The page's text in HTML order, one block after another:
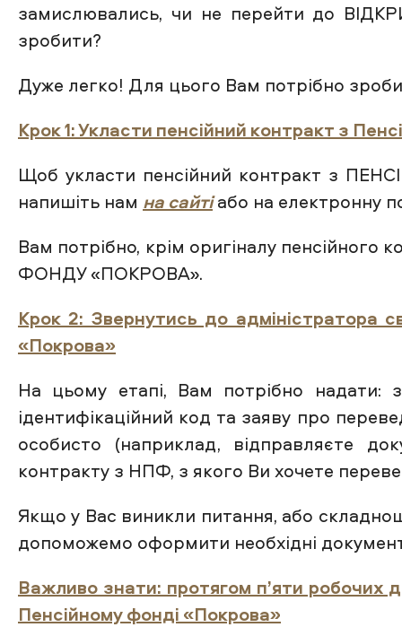
замислювались, чи не перейти до
зробити?
Дуже легко! Для цього Вам потрібно
Крок 1: Укласти пенсійний контракт з
Щоб укласти пенсійний контракт з
напишіть нам на сайті або на електронну
Вам потрібно, крім оригіналу
ФОНДУ «ПОКРОВА».
Крок 2: Звернутись до
«Покрова»
На цьому етапі, Вам потрібно надати:
ідентифікаційний код та заяву про
особисто (наприклад, відправляєте
контракту з НПФ, з якого Ви хочете
Якщо у Вас виникли питання, або
допоможемо оформити необхідні
Важливо знати: протягом п’яти робочих
Пенсійному фонді «Покрова»